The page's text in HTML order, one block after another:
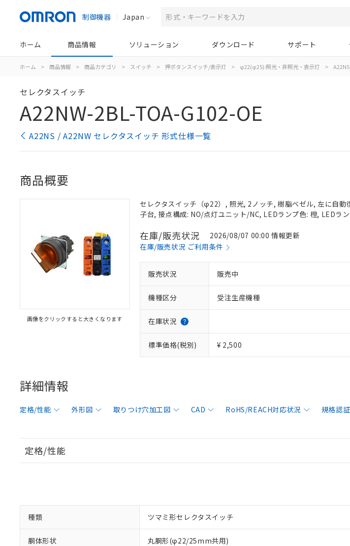
制御機器 Japan
ホーム 商品情報 ソリューション ダウンロード サポート
ホーム > 商品情報 > 商品カテゴリ > スイッチ > 押ボタンスイッチ/表示灯 > φ22(φ25):照光・非照光・表示灯 >
セレクタスイッチ
A22NW-2BL-TOA-G102-OE
A22NS / A22NW セレクタスイッチ 形式仕様一覧
商品概要
画像をクリックすると大きくなります
セレクタスイッチ（φ22）, 照光, 2ノッチ, 樹脂ベゼル, 左に自
子台, 接点構成: NO/点灯ユニット/NC, LEDランプ色: 橙, LEDラ
在庫/販売状況
2026/08/07 00:00 情報更新
在庫/販売状況 ご利用条件
販売状況 販売中
機種区分 受注生産機種
在庫状況
標準価格(税別) ¥ 2,500
詳細情報
定格/性能 外形図 取りつけ穴加工図 CAD RoHS/REACH対応状況 規格認
定格/性能
種類 ツマミ形セレクタスイッチ
胴体形状 丸胴形(φ22/25mm共用)